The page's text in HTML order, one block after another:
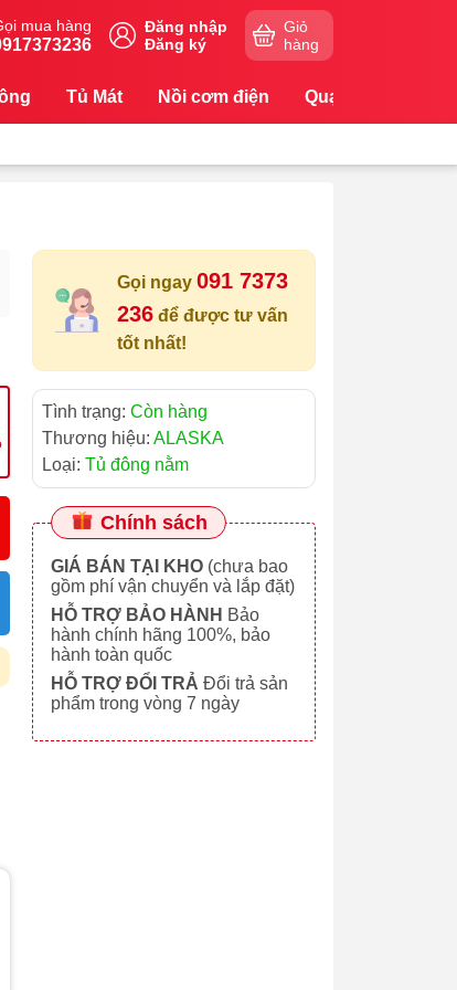
mua hàng
Đăng nhập
Đăng ký
Giỏ
hàng
Tủ Mát Nồi cơm điện Quạt
Gọi ngay 091 7373
236để được tư vấn
tốt nhất!
Tình trạng: Còn hàng
Thương hiệu: ALASKA
Loại: Tủ đông nằm
Chính sách
GIÁ BÁN TẠI KHO(chưa bao
gồm phí vận chuyển và lắp đặt)
HỖ TRỢ BẢO HÀNH Bảo
hành chính hãng 100%, bảo
hành toàn quốc
HỖ TRỢ ĐỔI TRẢ Đổi trả sản
phẩm trong vòng 7 ngày